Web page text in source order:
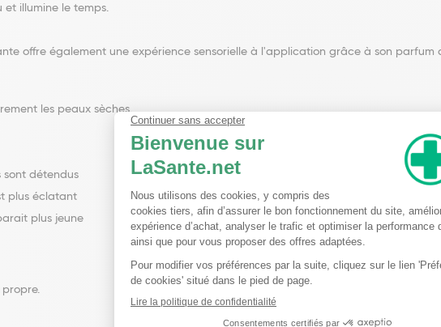
illumine le temps.
offre également une expérience sensorielle à l'application grâce à son
les peaux sèches.
sont détendus
plus éclatant
plus jeune